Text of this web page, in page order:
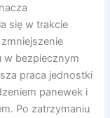
się w trakcie
w bezpiecznym
praca jednostki
panewek i
Po zatrzymaniu